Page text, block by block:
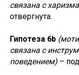
связана с
отвергнута.
Гипотеза 6b
связана с
поведением) –